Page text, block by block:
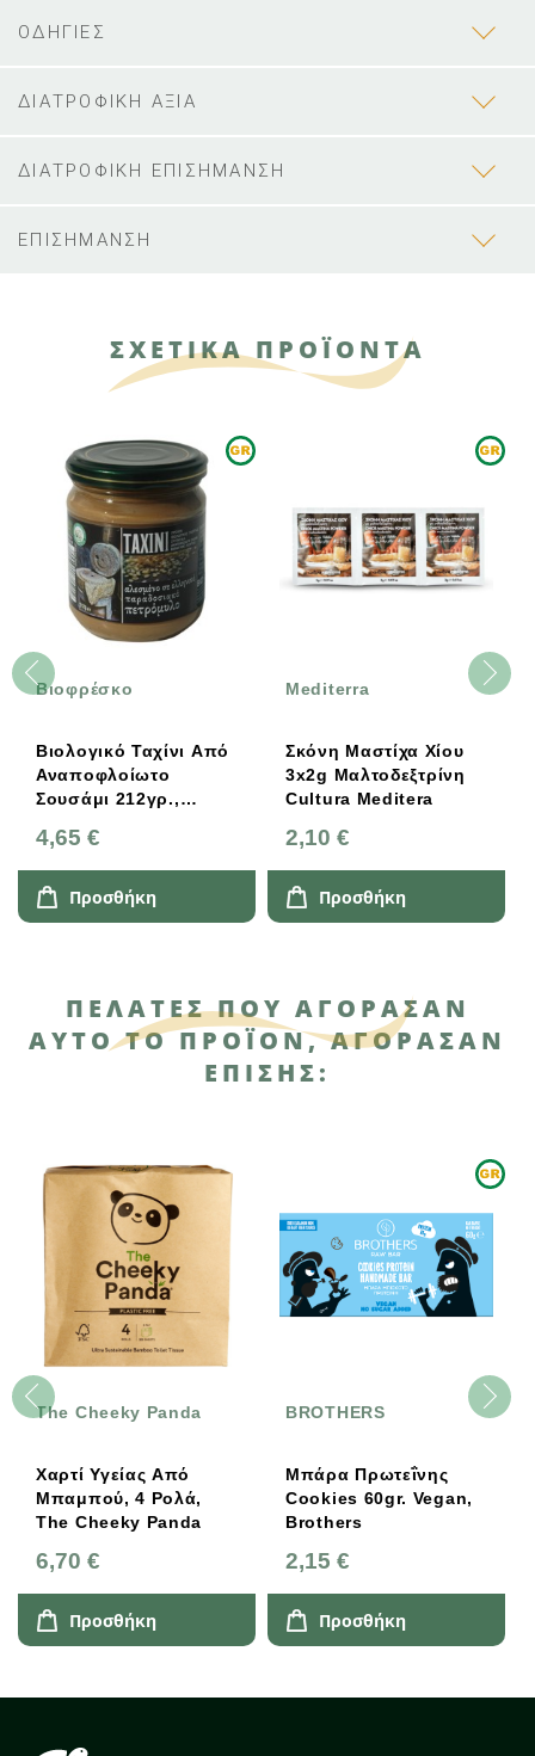
ΟΔΗΓΙΕΣ
ΔΙΑΤΡΟΦΙΚΗ ΑΞΙΑ
ΔΙΑΤΡΟΦΙΚΗ ΕΠΙΣΗΜΑΝΣΗ
ΕΠΙΣΗΜΑΝΣΗ
ΣΧΕΤΙΚΑ ΠΡΟΪΟΝΤΑ
Βιοφρέσκο
Βιολογικό Ταχίνι Από
Αναποφλοίωτο
Σουσάμι 212γρ.,
4,65 €
Προσθήκη
Mediterra
Σκόνη Μαστίχα Χίου
3x2g Μαλτοδεξτρίνη
Cultura Meditera
2,10 €
Προσθήκη
ΠΕΛΆΤΕΣ ΠΟΥ ΑΓΌΡΑΣΑΝ
ΑΥΤΌ ΤΟ ΠΡΟΪΌΝ, ΑΓΌΡΑΣΑΝ
ΕΠΊΣΗΣ:
The Cheeky Panda
Χαρτί Υγείας Από
Μπαμπού, 4 Ρολά,
The Cheeky Panda
6,70 €
Προσθήκη
BROTHERS
Μπάρα Πρωτεΐνης
Cookies 60gr. Vegan,
Brothers
2,15 €
Προσθήκη